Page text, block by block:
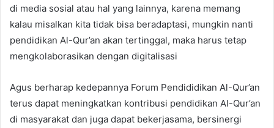
di media sosial atau hal yang lainnya, karena memang
kalau misalkan kita tidak bisa beradaptasi, mungkin nanti
pendidikan Al-Qur’an akan tertinggal, maka harus tetap
mengkolaborasikan dengan digitalisasi
Agus berharap kedepannya Forum Pendididikan Al-Qur’an
terus dapat meningkatkan kontribusi pendidikan Al-Qur’an
di masyarakat dan juga dapat bekerjasama, bersinergi